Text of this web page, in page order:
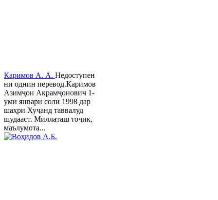
Каримов А. А. Недоступен
ни однин перевод.Каримов
Азимҷон Акрамҷонович 1-
уми январи соли 1998 дар
шаҳри Хуҷанд таввалуд
шудааст. Миллаташ тоҷик,
маълумота...